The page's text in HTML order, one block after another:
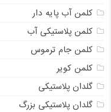
کلمن آب پایه دار
کلمن پلاستیکی آب
کلمن جام ترموس
کلمن کویر
گلدان پلاستیکی
گلدان پلاستیکی بزرگ